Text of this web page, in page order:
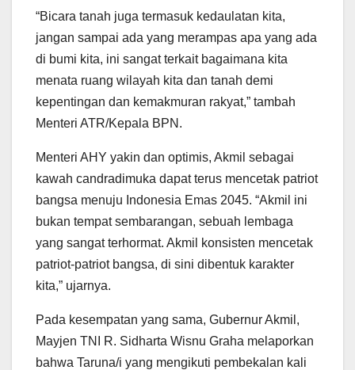
“Bicara tanah juga termasuk kedaulatan kita,
jangan sampai ada yang merampas apa yang ada
di bumi kita, ini sangat terkait bagaimana kita
menata ruang wilayah kita dan tanah demi
kepentingan dan kemakmuran rakyat,” tambah
Menteri ATR/Kepala BPN.
Menteri AHY yakin dan optimis, Akmil sebagai
kawah candradimuka dapat terus mencetak patriot
bangsa menuju Indonesia Emas 2045. “Akmil ini
bukan tempat sembarangan, sebuah lembaga
yang sangat terhormat. Akmil konsisten mencetak
patriot-patriot bangsa, di sini dibentuk karakter
kita,” ujarnya.
Pada kesempatan yang sama, Gubernur Akmil,
Mayjen TNI R. Sidharta Wisnu Graha melaporkan
bahwa Taruna/i yang mengikuti pembekalan kali